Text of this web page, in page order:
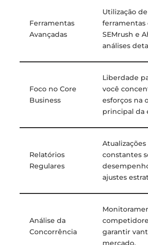
Ferramentas
Avançadas
Utilização de
ferramentas
SEMrush e
análises
Foco no Core
Business
Liberdade
você
esforços na
principal da
Relatórios
Regulares
Atualizações
constantes
ajustes
Análise da
Concorrência
garantir
mercado.